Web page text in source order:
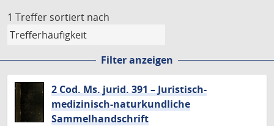
1 Treffer sortiert nach
Filter anzeigen
2 Cod. Ms. jurid. 391 – Juristisch-
medizinisch-naturkundliche
Sammelhandschrift